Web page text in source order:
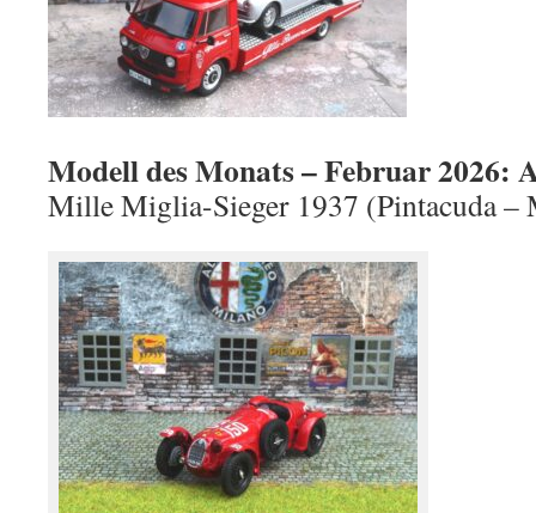
Modell des Monats – Februar 2026:
Mille Miglia-Sieger 1937 (Pintacuda –